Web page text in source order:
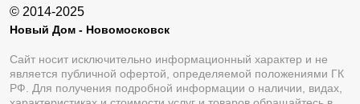
© 2014-2025
Новый Дом - Новомосковск
Сайт носит исключительно информационный характер и не
является публичной офертой, определяемой положениями ГК
РФ. Для получения подробной информации о наличии, видах,